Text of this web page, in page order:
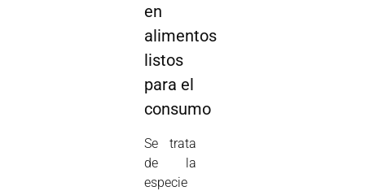
en
alimentos
listos
para el
consumo
Se trata
de la
especie